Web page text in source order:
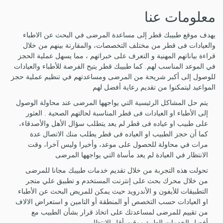
HOME
HOSPITALS & CLINICS
SEARCH DOCTORS
ABOUT
BLOG
العروض الطبية
EVENTS
معلومات عنا
يهدف موقع طبيبك قطر إلى مساعدة المرضى في البحث عن الاطباء
والعيادات فى قطر من مختلف التخصصات، والمقارنة بينهم من خلال
قراءة بياناتهم المهنية و التعرف على خبراتهم ، مما يسهل عملية الحجز
في الموعد المناسب لهم. كما طبيبك قطر يتيح الفرصة للأطباء والعيادات
للوصول إلى أكبر شريحة من المرضى ومساعدتهم في تنظيم عملية حجز
المواعيد ليتمكنوا من تقديم رعاية أفضل لهم
يتم حل المشاكل الرئيسية التي يواجهها المرضى عند محاولة الوصول
إلى الأطباء او العيادات فى قطر المناسبة لحالتهم الصحية . العثور
على طبيب او عياده فى قطر لم يعد يتطلب سؤال الأهل والأصدقاء،
كما أن حجز الطبيب او العياده فى قطر يطلب منك الاتصال عدة
مرات في محاولة للحصول على موعد، وأخيرا وليس آخرا، وقت
الانتظار في العيادة لم يعد مأساة التي يواجهها المرضى
تحولت هذه التجربة من خلال تقديم خدمات طبيبك مجانا للمرضى
من خلال محرك بحث على إنترنت المستخدم و تطبيق علي متجر
التطبيقات للأيفون و الأندرويد حيث يمكن للمريض البحث عن الأطباء
او العيادات حسب التخصص أو المنطقة أو التامين و استعراض الالاف
من تقييم للمرضى لمساعدتك على اتخاذ قرار بشأن الطبيب مع